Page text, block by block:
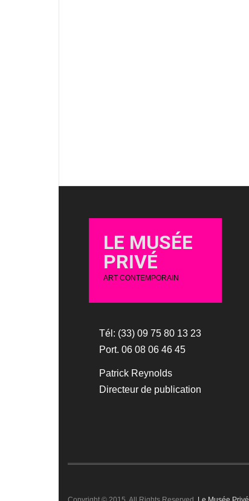
LE MUSÉE
PRIVÉ
ART CONTEMPORAIN
Tél: (33) 09 75 80 13 23
Port. 06 08 06 46 45
Patrick Reynolds
Directeur de publication